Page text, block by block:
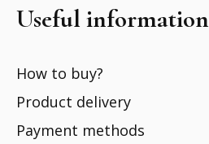
Useful information
How to buy?
Product delivery
Payment methods